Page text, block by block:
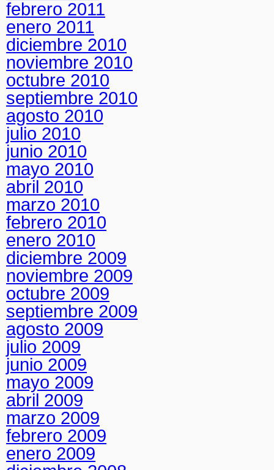
febrero 2011
enero 2011
diciembre 2010
noviembre 2010
octubre 2010
septiembre 2010
agosto 2010
julio 2010
junio 2010
mayo 2010
abril 2010
marzo 2010
febrero 2010
enero 2010
diciembre 2009
noviembre 2009
octubre 2009
septiembre 2009
agosto 2009
julio 2009
junio 2009
mayo 2009
abril 2009
marzo 2009
febrero 2009
enero 2009